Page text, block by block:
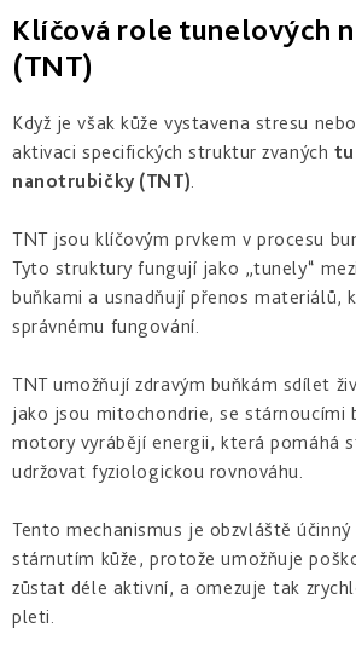
Citlivá
pleť
&
rozšířené
Hydratace
&
Tmavé
skvrny
a
hyperpigmentace
Akné
a
nedokonalosti
obnova
pleti
Cellular
water
hydratace
Excellage
hustoty
Esthe
white
-
Lift
repair
-
lifting
zpevnění
Active
Sjednocení
tónu
Zvýraznění
opálení
Příprava
pokožky
na
slunce
Samoopalování
Sun
Intolerance
After
Sun
&
Tan
Prolonging
Into
Repair
Bronz
Sun
Sublimation
Reflects
Sun
Klíčová role tunelových
(TNT)
Když je však kůže vystavena stresu
aktivaci specifických struktur zvaných
nanotrubičky (TNT)
TNT jsou klíčovým prvkem v procesu
Tyto struktury fungují jako „tunely“
buňkami a usnadňují přenos materiálů,
správnému fungování.
TNT umožňují zdravým buňkám sdílet
jako jsou mitochondrie, se stárnoucími
motory vyrábějí energii, která pomáhá
udržovat fyziologickou rovnováhu.
Tento mechanismus je obzvláště
stárnutím kůže, protože umožňuje
zůstat déle aktivní, a omezuje tak
pleti.